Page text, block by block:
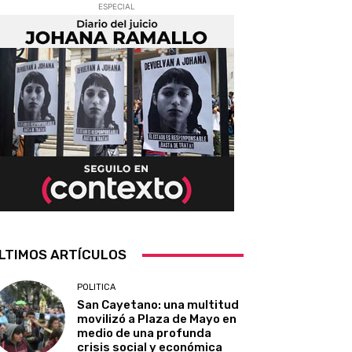
ESPECIAL
ARTÍCULOS
POLITICA
San Cayetano: una multitud
movilizó a Plaza de Mayo en
medio de una profunda
crisis social y económica